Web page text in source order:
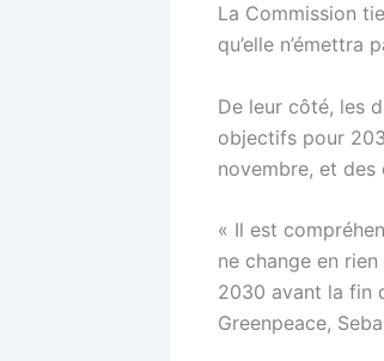
La Commission
qu’elle n’émettra
De leur côté, les
objectifs pour
novembre, et
« Il est
ne change en
2030 avant la fin
Greenpeace,